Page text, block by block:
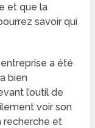
et que la
savoir qui
a été
bien
l’outil de
voir son
recherche et